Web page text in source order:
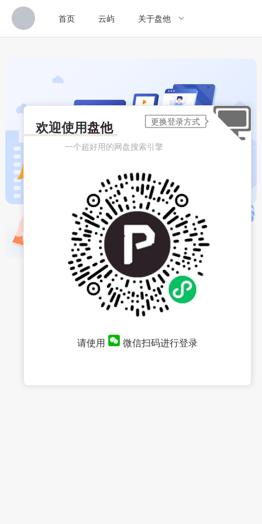
首页 云屿 关于盘他
欢迎使用盘他
一个超好用的网盘搜索引擎
请使用 微信扫码进行登录